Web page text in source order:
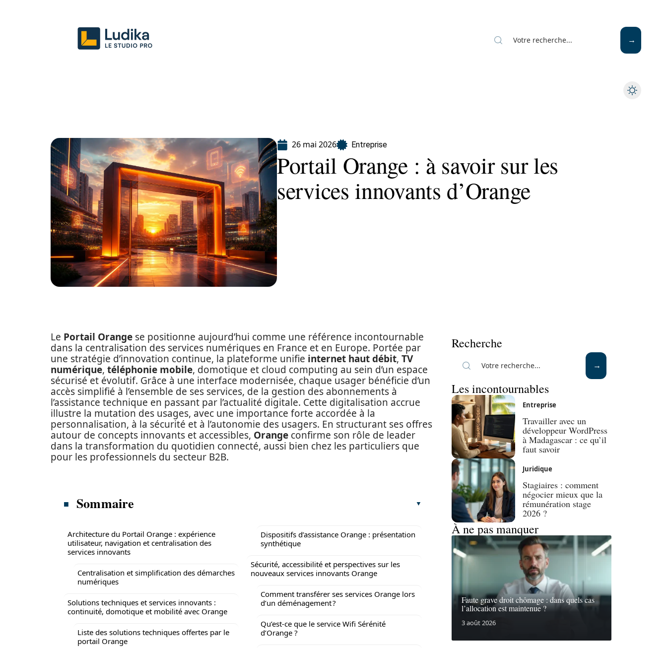
26 mai 2026 Entreprise
Portail Orange : à savoir sur les
services innovants d’Orange
Le Portail Orange se positionne aujourd’hui comme une référence incontournable
dans la centralisation des services numériques en France et en Europe. Portée par
une stratégie d’innovation continue, la plateforme unifie internet haut débit, TV
numérique, téléphonie mobile, domotique et cloud computing au sein d’un espace
sécurisé et évolutif. Grâce à une interface modernisée, chaque usager bénéficie d’un
accès simplifié à l’ensemble de ses services, de la gestion des abonnements à
l’assistance technique en passant par l’actualité digitale. Cette digitalisation accrue
illustre la mutation des usages, avec une importance forte accordée à la
personnalisation, à la sécurité et à l’autonomie des usagers. En structurant ses offres
autour de concepts innovants et accessibles, Orange confirme son rôle de leader
dans la transformation du quotidien connecté, aussi bien chez les particuliers que
pour les professionnels du secteur B2B.
Sommaire
Architecture du Portail Orange : expérience
utilisateur, navigation et centralisation des
services innovants
Centralisation et simplification des démarches
numériques
Solutions techniques et services innovants :
continuité, domotique et mobilité avec Orange
Liste des solutions techniques offertes par le
portail Orange
Dispositifs d’assistance Orange : présentation
synthétique
Sécurité, accessibilité et perspectives sur les
nouveaux services innovants Orange
Comment transférer ses services Orange lors
d’un déménagement ?
Qu’est-ce que le service Wifi Sérénité
d’Orange ?
Recherche
Les incontournables
Entreprise
Travailler avec un
développeur WordPress
à Madagascar : ce qu’il
faut savoir
Juridique
Stagiaires : comment
négocier mieux que la
rémunération stage
2026 ?
À ne pas manquer
Faute grave droit chômage : dans quels cas
l’allocation est maintenue ?
3 août 2026